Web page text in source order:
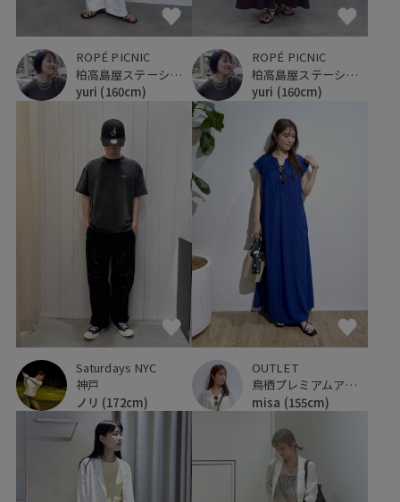
ROPÉ PICNIC
柏高島屋ステーションモール
yuri (160cm)
ROPÉ PICNIC
柏高島屋ステーションモール
yuri (160cm)
Saturdays NYC
神戸
ノリ (172cm)
OUTLET
鳥栖プレミアムアウトレット
misa (155cm)